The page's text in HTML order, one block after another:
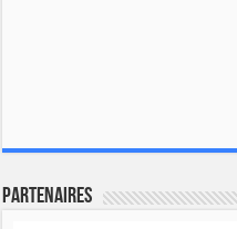
Partenaires